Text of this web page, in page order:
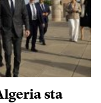
sta